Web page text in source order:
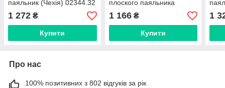
паяльник (Чехія) 02344.32
1 272 ₴
Купити
плоского паяльника
(02327.20) Чехія
1 166₴
Купити
1
Про нас
100% позитивних з 802 відгуків за рік